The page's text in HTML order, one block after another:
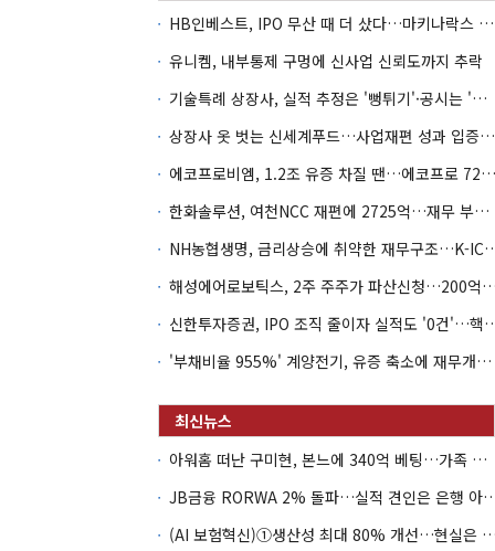
HB인베스트, IPO 무산 때 더 샀다…마키나락스 투자 2.7배 회수
유니켐, 내부통제 구멍에 신사업 신뢰도까지 추락
기술특례 상장사, 실적 추정은 '뻥튀기'·공시는 '누락'
상장사 옷 벗는 신세계푸드…사업재편 성과 입증할까
에코프로비엠, 1.2조 유증 차질 땐…에코프로 7270억 '독박'
한화솔루션, 여천NCC 재편에 2725억…재무 부담 커지나
NH농협생명, 금리상승에 취
해성에어로보틱스, 2주 주주가 파산
신한투자증권, IPO 조직 줄
'부채비율 955%' 계양전기, 유증 축소에 재무개선 효과 '뚝'
아워홈 떠난 구미현, 본느에 340억 베팅…가족 지배체제 구축
JB금융 RORWA 2% 돌파…실
(AI 보험혁신)①생산성 최대 80%